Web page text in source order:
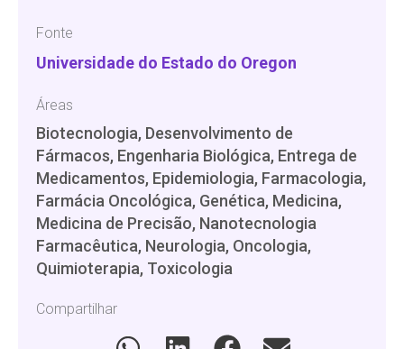
Fonte
Universidade do Estado do Oregon
Áreas
Biotecnologia, Desenvolvimento de
Fármacos, Engenharia Biológica, Entrega de
Medicamentos, Epidemiologia, Farmacologia,
Farmácia Oncológica, Genética, Medicina,
Medicina de Precisão, Nanotecnologia
Farmacêutica, Neurologia, Oncologia,
Quimioterapia, Toxicologia
Compartilhar